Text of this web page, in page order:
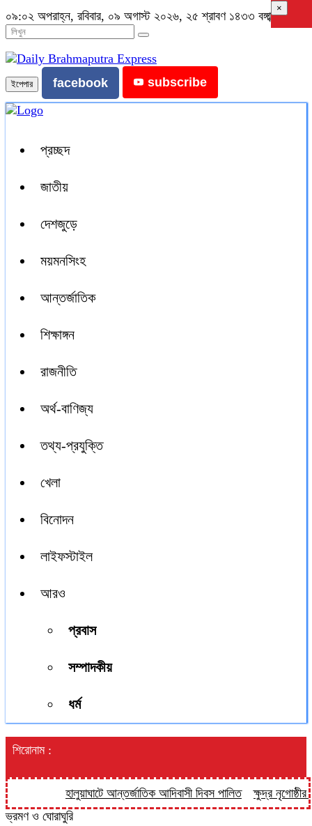
০৯:০২ অপরাহ্ন, রবিবার, ০৯ অগাস্ট ২০২৬, ২৫ শ্রাবণ ১৪৩৩ বঙ্গাব্দ
ইপেপার facebook subscribe
প্রচ্ছদ
জাতীয়
দেশজুড়ে
ময়মনসিংহ
আন্তর্জাতিক
শিক্ষাঙ্গন
রাজনীতি
অর্থ-বাণিজ্য
তথ্য-প্রযুক্তি
খেলা
বিনোদন
লাইফস্টাইল
আরও
প্রবাস
সম্পাদকীয়
ধর্ম
শিরোনাম :
হালুয়াঘাটে আন্তর্জাতিক আদিবাসী দিবস পালিত ক্ষুদ্র নৃগোষ্ঠীর
×
ভ্রমণ ও ঘোরাঘুরি